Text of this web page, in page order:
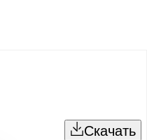
Скачать